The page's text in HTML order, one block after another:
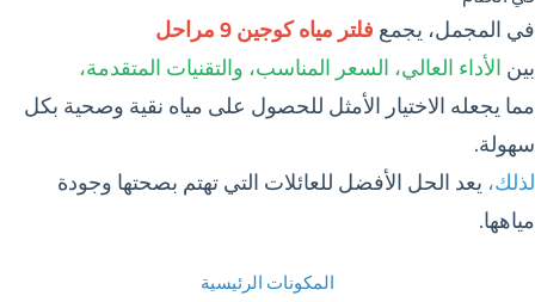
في المجمل، يجمعفلتر مياه كوجين 9 مراحل
بينالأداء العالي، السعر المناسب، والتقنيات المتقدمة،
مما يجعله الاختيار الأمثل للحصول على مياه نقية وصحية بكل
سهولة.
لذلك،يعد الحل الأفضل للعائلات التي تهتم بصحتها وجودة
مياهها.
المكونات الرئيسية